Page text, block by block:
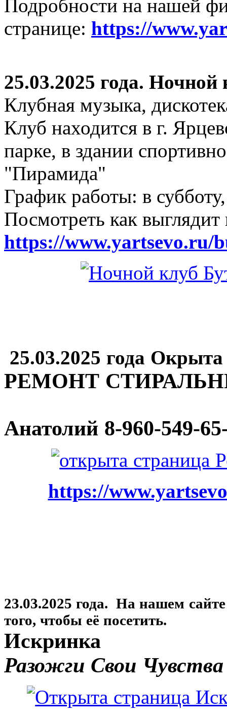
Подробности на нашей
странице: https://
25.03.2025 года.
Клубная музыка,
Клуб находится в г.
парке, в здании
"Пирамида"
График работы: в
Посмотреть как
https://www.yartsevo.ru/
25.03.2025 года
РЕМОНТ
Анатолий 8-960-549-
https://
23.03.2025 года. На нашем
того, чтобы её посетить.
Искринка
Разожги Свои Чувства